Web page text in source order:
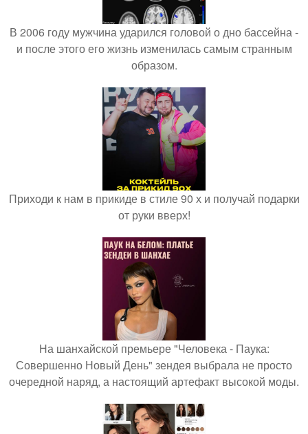
В 2006 году мужчина ударился головой о дно бассейна -
и после этого его жизнь изменилась самым странным
образом.
Приходи к нам в прикиде в стиле 90 х и получай подарки
от руки вверх!
На шанхайской премьере "Человека - Паука:
Совершенно Новый День" зендея выбрала не просто
очередной наряд, а настоящий артефакт высокой моды.